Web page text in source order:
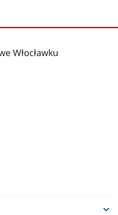
Włocławku